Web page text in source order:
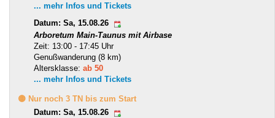
... mehr Infos und Tickets
Datum: Sa, 15.08.26
Arboretum Main-Taunus mit Airbase
Zeit: 13:00 - 17:45 Uhr
Genußwanderung (8 km)
Altersklasse: ab 50
... mehr Infos und Tickets
🟡 Nur noch 3 TN bis zum Start
Datum: Sa, 15.08.26